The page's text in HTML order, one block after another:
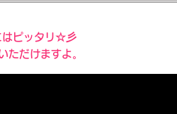
はピッタリ☆彡
ただけますよ。